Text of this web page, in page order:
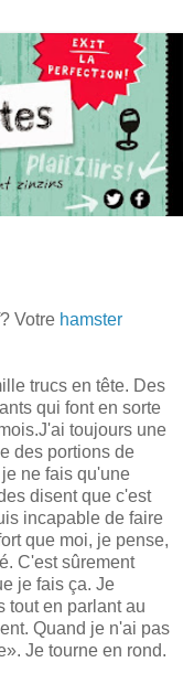
Votre hamster
trucs en tête. Des
qui font en sorte
toujours une
des portions de
ne fais qu'une
disent que c'est
incapable de faire
que moi, je pense,
C'est sûrement
je fais ça. Je
tout en parlant au
Quand je n'ai pas
Je tourne en rond.